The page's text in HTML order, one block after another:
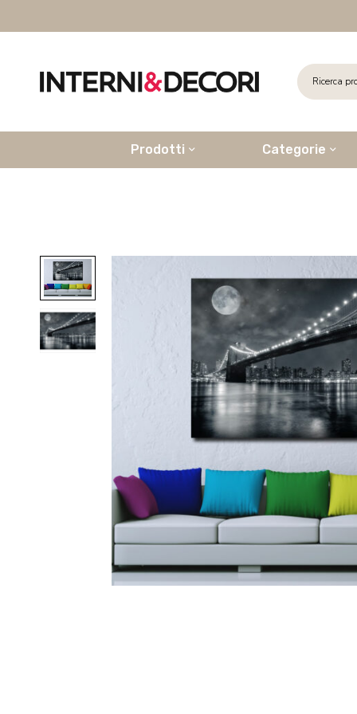
Prodotti Categorie